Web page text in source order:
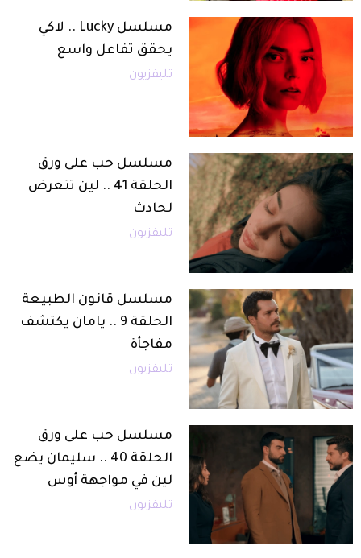
مسلسل Lucky .. لاكي
يحقق تفاعل واسع
تليفزيون
مسلسل حب على ورق
الحلقة 41 .. لين تتعرض
لحادث
تليفزيون
مسلسل قانون الطبيعة
الحلقة 9 .. يامان يكتشف
مفاجأة
تليفزيون
مسلسل حب على ورق
الحلقة 40 .. سليمان يضع
لين في مواجهة أوس
تليفزيون